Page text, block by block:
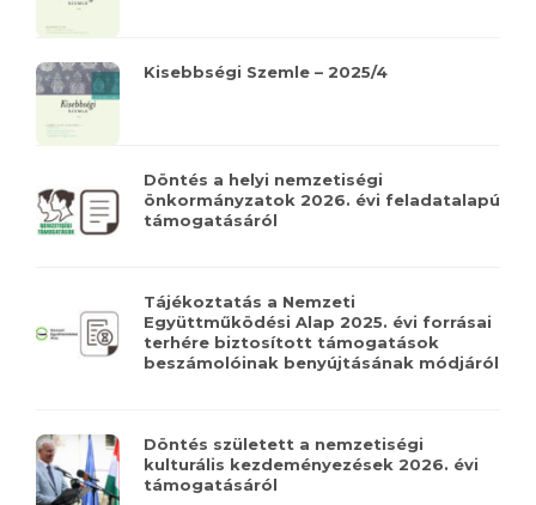
Kisebbségi Szemle – 2025/4
Döntés a helyi nemzetiségi
önkormányzatok 2026. évi feladatalapú
támogatásáról
Tájékoztatás a Nemzeti
Együttműködési Alap 2025. évi forrásai
terhére biztosított támogatások
beszámolóinak benyújtásának módjáról
Döntés született a nemzetiségi
kulturális kezdeményezések 2026. évi
támogatásáról